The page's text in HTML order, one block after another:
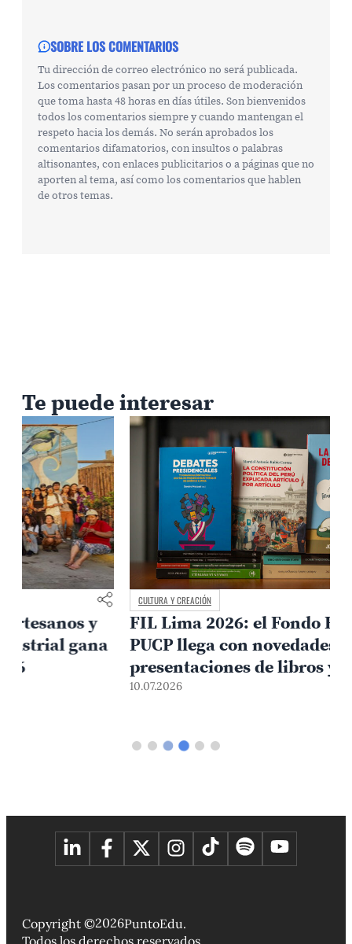
SOBRE LOS COMENTARIOS
Tu dirección de correo electrónico no será publicada.
Los comentarios pasan por un proceso de moderación
que toma hasta 48 horas en días útiles. Son bienvenidos
todos los comentarios siempre y cuando mantengan el
respeto hacia los demás. No serán aprobados los
comentarios difamatorios, con insultos o palabras
altisonantes, con enlaces publicitarios o a páginas que no
aporten al tema, así como los comentarios que hablen
de otros temas.
Te puede interesar
CULTURA Y CREACIÓN
FIL Lima 2026: el Fondo Editorial
PUCP llega con novedades,
presentaciones de libros y un sorteo
para sus lectores
Copyright ©2026PuntoEdu.
Todos los derechos reservados